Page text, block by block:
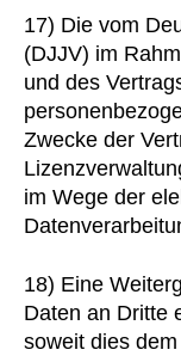
17) Die vom
(DJJV) im
und des
Zwecke der
im Wege der
18) Eine
Daten an Dritte
soweit dies